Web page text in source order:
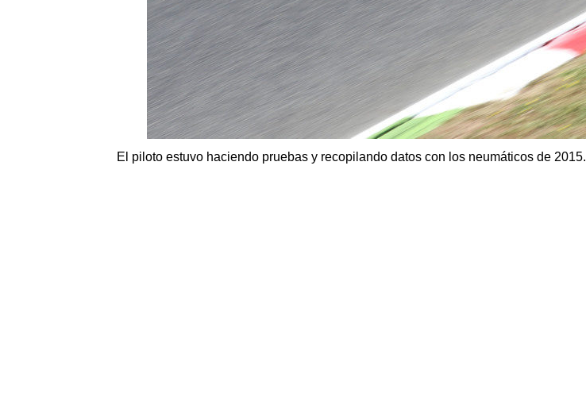
El piloto estuvo haciendo pruebas y recopilando datos con los neumáticos de 2015.